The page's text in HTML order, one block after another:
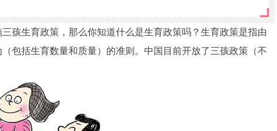
孩生育政策，那么你知道什么是生育政策吗？生育政策是指由
包括生育数量和质量）的准则。中国目前开放了三孩政策（不